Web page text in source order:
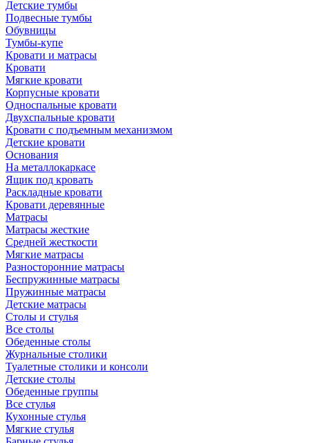
Детские тумбы
Подвесные тумбы
Обувницы
Тумбы-купе
Кровати и матрасы
Кровати
Мягкие кровати
Корпусные кровати
Односпальные кровати
Двухспальные кровати
Кровати с подъемным механизмом
Детские кровати
Основания
На металлокаркасе
Ящик под кровать
Раскладные кровати
Кровати деревянные
Матрасы
Матрасы жесткие
Средней жесткости
Мягкие матрасы
Разносторонние матрасы
Беспружинные матрасы
Пружинные матрасы
Детские матрасы
Столы и стулья
Все столы
Обеденные столы
Журнальные столики
Туалетные столики и консоли
Детские столы
Обеденные группы
Все стулья
Кухонные стулья
Мягкие стулья